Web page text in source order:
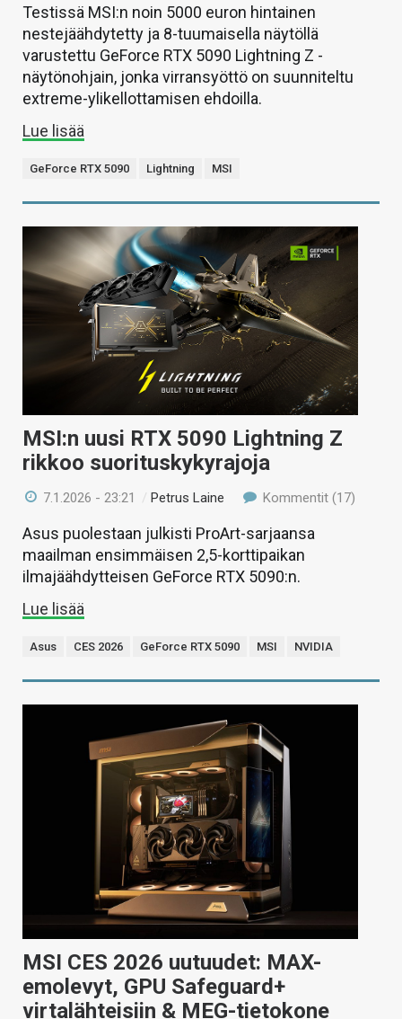
Testissä MSI:n noin 5000 euron hintainen
nestejäähdytetty ja 8-tuumaisella näytöllä
varustettu GeForce RTX 5090 Lightning Z -
näytönohjain, jonka virransyöttö on suunniteltu
extreme-ylikellottamisen ehdoilla.
Lue lisää
GeForce RTX 5090 Lightning MSI
MSI:n uusi RTX 5090 Lightning Z
rikkoo suorituskykyrajoja
7.1.2026 - 23:21 /Petrus Laine Kommentit (17)
Asus puolestaan julkisti ProArt-sarjaansa
maailman ensimmäisen 2,5-korttipaikan
ilmajäähdytteisen GeForce RTX 5090:n.
Lue lisää
Asus CES 2026 GeForce RTX 5090 MSI NVIDIA
MSI CES 2026 uutuudet: MAX-
emolevyt, GPU Safeguard+
virtalähteisiin & MEG-tietokone